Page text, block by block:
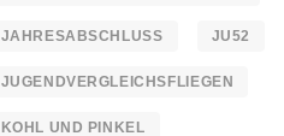
JAHRESABSCHLUSS JU52
JUGENDVERGLEICHSFLIEGEN
KOHL UND PINKEL